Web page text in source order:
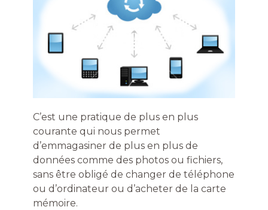
C’est une pratique de plus en plus
courante qui nous permet
d’emmagasiner de plus en plus de
données comme des photos ou fichiers,
sans être obligé de changer de téléphone
ou d’ordinateur ou d’acheter de la carte
mémoire.